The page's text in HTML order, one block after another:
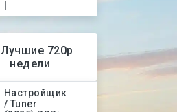
Лучшие 720p
недели
Настройщик
/ Tuner